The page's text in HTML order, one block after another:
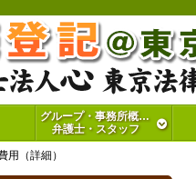
グループ・事務所概要・
弁護士・スタッフ
用（詳細）